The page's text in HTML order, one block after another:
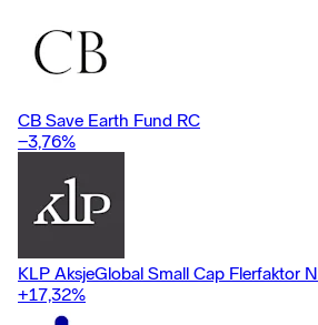
CB Save Earth Fund RC
−3,76%
KLP AksjeGlobal Small Cap Flerfaktor N
+17,32%